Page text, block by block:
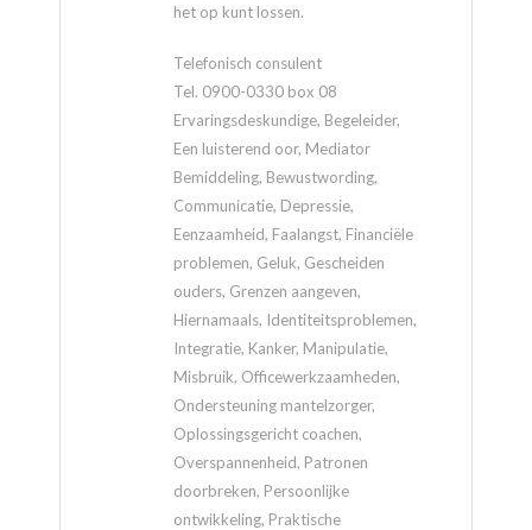
het op kunt lossen.
Telefonisch consulent
Tel. 0900-0330 box 08
Ervaringsdeskundige, Begeleider,
Een luisterend oor, Mediator
Bemiddeling, Bewustwording,
Communicatie, Depressie,
Eenzaamheid, Faalangst, Financiële
problemen, Geluk, Gescheiden
ouders, Grenzen aangeven,
Hiernamaals, Identiteitsproblemen,
Integratie, Kanker, Manipulatie,
Misbruik, Officewerkzaamheden,
Ondersteuning mantelzorger,
Oplossingsgericht coachen,
Overspannenheid, Patronen
doorbreken, Persoonlijke
ontwikkeling, Praktische